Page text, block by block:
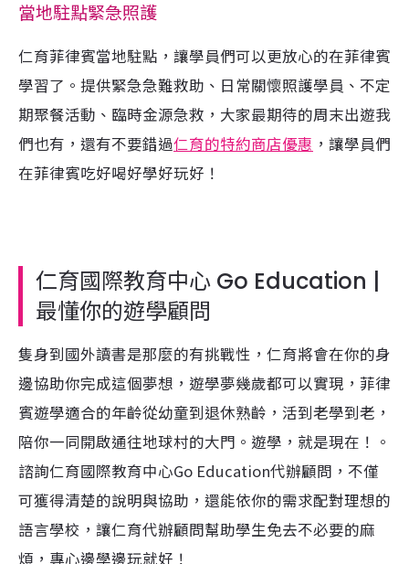
當地駐點緊急照護
仁育菲律賓當地駐點，讓學員們可以更放心的在菲律賓
學習了。提供緊急急難救助 、日常關懷照護學員、不定
期聚餐活動、臨時金源急救，大家最期待的周末出遊我
們也有，還有不要錯過仁育的特約商店優惠 ，讓學員們
在菲律賓吃好喝好學好玩好！
仁育國際教育中心 Go Education |
最懂你的遊學顧問
隻身到國外讀書是那麼的有挑戰性，仁育將會在你的身
邊協助你完成這個夢想，遊學夢幾歲都可以實現，菲律
賓遊學適合的年齡從幼童到退休熟齡，活到老學到老，
陪你一同開啟通往地球村的大門。遊學，就是現在！。
諮詢仁育國際教育中心Go Education代辦顧問，不僅
可獲得清楚的說明與協助，還能依你的需求配對理想的
語言學校，讓仁育代辦顧問幫助學生免去不必要的麻
煩，專心邊學邊玩就好！